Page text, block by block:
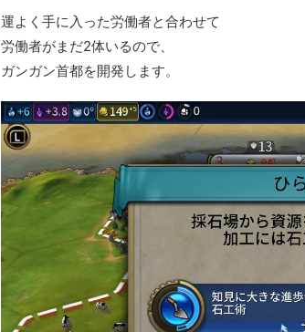
運よく手に入った労働者と合わせて
労働者がまだ2体いるので、
ガンガン首都を開発します。